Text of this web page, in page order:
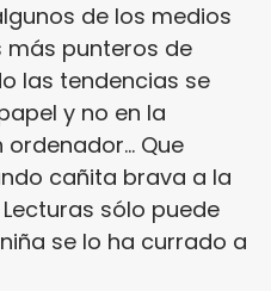
de los medios
más punteros de
las tendencias se
y no en la
Que
cañita brava a la
sólo puede
se lo ha currado a